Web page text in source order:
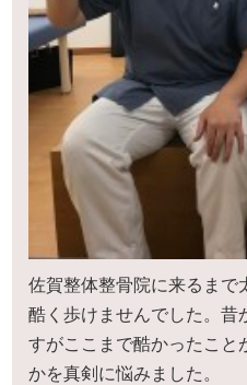
佐賀整体整骨院に来るまで
酷く歩けませんでした。昔
すがここまで酷かったこと
かを真剣に悩みました。